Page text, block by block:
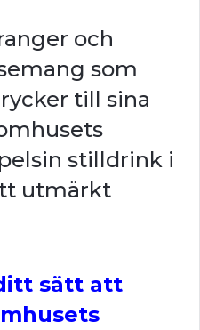
och
som
till sina
stilldrink i
utmärkt
sätt att